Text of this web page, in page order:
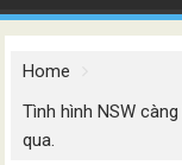
Home
Tình hình NSW
qua.